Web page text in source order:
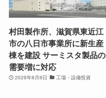
村田製作所、滋賀県東近江
市の八日市事業所に新生産
棟を建設 サーミスタ製品の
需要増に対応
2026年8月8日 工場・設備投資